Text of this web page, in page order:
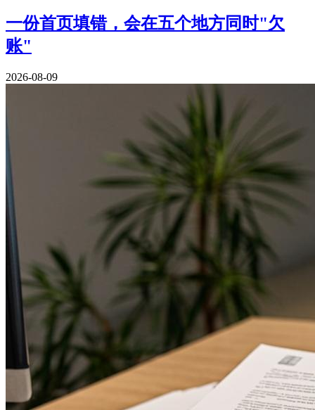
一份首页填错，会在五个地方同时"欠
账"
2026-08-09